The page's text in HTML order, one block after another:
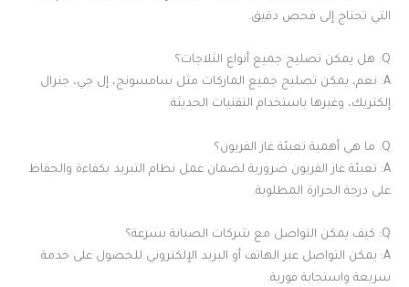
التي تحتاج إلى فحص دقيق.
Q: هل يمكن تصليح جميع أنواع الثلاجات؟
A: نعم، يمكن تصليح جميع الماركات مثل سامسونج، إل جي، جنرال
إلكتريك، وغيرها باستخدام التقنيات الحديثة.
Q: ما هي أهمية تعبئة غاز الفريون؟
A: تعبئة غاز الفريون ضرورية لضمان عمل نظام التبريد بكفاءة والحفاظ
على درجة الحرارة المطلوبة.
Q: كيف يمكن التواصل مع شركات الصيانة بسرعة؟
A: يمكن التواصل عبر الهاتف أو البريد الإلكتروني للحصول على خدمة
سريعة واستجابة فورية.